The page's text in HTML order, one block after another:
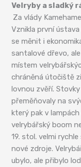
Velryby a sladký
Za vlády
Vznikla první
se měnit i
santalové dřevo,
místem
chráněná útočiště
lovnou zvěří.
přeměňovaly na
který pak v
velrybářský boom
19. stol. velmi
nové zdroje.
ubylo, ale přibylo